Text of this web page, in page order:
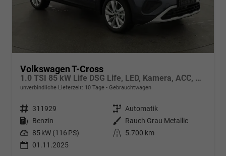
Volkswagen T-Cross
1.0 TSI 85 kW Life DSG Life, LED, Kamera, ACC, Side, Winter, 17-Zoll, 3-J. Garantie
unverbindliche Lieferzeit: 10 Tage Gebrauchtwagen
Fahrzeugnr. 311929 Getriebe Automatik
Kraftstoff Benzin Außenfarbe
Rauch Grau Metallic
Leistung 85 kW (116 PS) Kilometerstand
5.700 km
01.11.2025